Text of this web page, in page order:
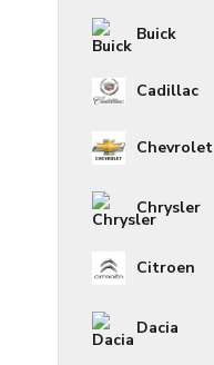
Buick
Cadillac
Chevrolet
Chrysler
Citroen
Dacia